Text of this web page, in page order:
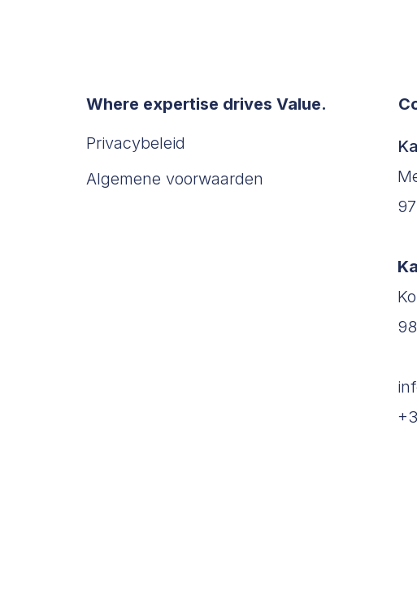
Where expertise drives Value.
Privacybeleid
Algemene voorwaarden